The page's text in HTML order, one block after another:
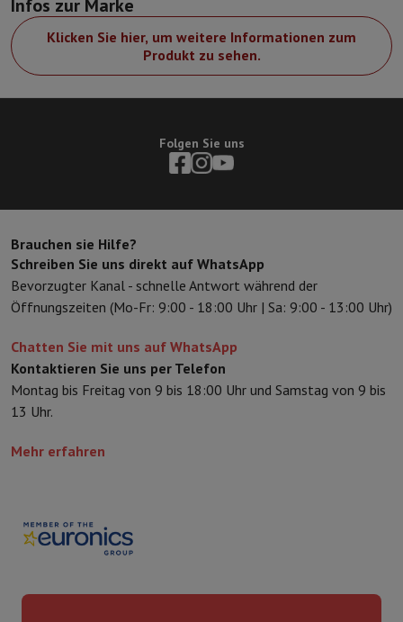
Sport, Gaming & Haustechnik
Home & DomoticaSmart HomeSicherheit & SchutzIP-Kameras
Verbundene Uhren
SmartwatchApple Watch
Samsung Galaxy
Elektrische MobilitätGesamte ElektromobilitätE Scooter und
Smart ToysVirtual-Reality-KopfhörerDrohneDJI-Drohnen
Sport Kopfhörer
Akkus Ladegerät für Akkus
Warum HiFi wählen
Unsere Dienstleistungen
KundenserviceReparieren Sie Ihr GerätÜberprüfen Sie Ihre
Häufig gestellte FragenKann ich mit der HIFI International
Infos zur Marke
Klicken Sie hier, um weitere Informationen zum
Produkt zu sehen.
Folgen Sie uns
Brauchen sie Hilfe?
Schreiben Sie uns direkt auf WhatsApp
Bevorzugter Kanal - schnelle Antwort während der
Öffnungszeiten (Mo-Fr: 9:00 - 18:00 Uhr | Sa: 9:00 - 13:00 Uhr)
Chatten Sie mit uns auf WhatsApp
Kontaktieren Sie uns per Telefon
Montag bis Freitag von 9 bis 18:00 Uhr und Samstag von 9 bis
13 Uhr.
Mehr erfahren